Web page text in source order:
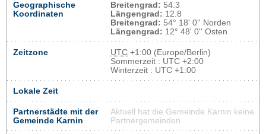
Geographische
Koordinaten
Breitengrad: 54.3
Längengrad: 12.8
Breitengrad: 54° 18' 0'' Norden
Längengrad: 12° 48' 0'' Osten
Zeitzone UTC +1:00 (Europe/Berlin)
Sommerzeit : UTC +2:00
Winterzeit : UTC +1:00
Lokale Zeit
Partnerstädte mit der
Gemeinde Karnin
Aktuell hat die Gemeinde Karnin keine
Partnergemeinden